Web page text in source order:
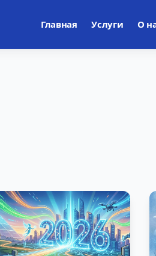
Главная Услуги О